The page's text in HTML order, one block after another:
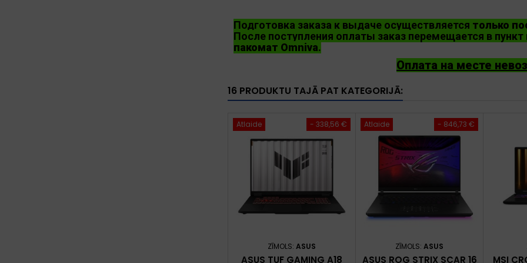
Подготовка заказа к выдаче осуществляется только
После поступления оплаты заказ перемещается в
пакомат Omniva.
Оплата на месте
16 PRODUKTU TAJĀ PAT KATEGORIJĀ:
- 338,56 €
Atlaide
ZĪMOLS: ASUS
ASUS TUF GAMING A18
- 846,73 €
Atlaide
ZĪMOLS: ASUS
ASUS ROG STRIX SCAR 16 MSI